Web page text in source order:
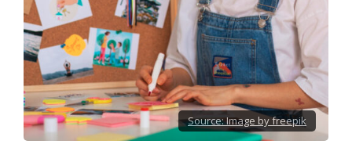
Source:Image by freepik